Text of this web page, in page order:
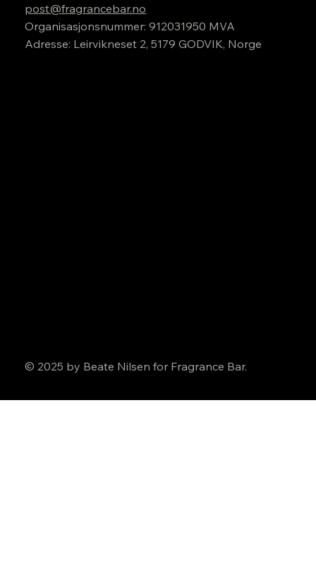
post@fragrancebar.no
Organisasjonsnummer: 912031950 MVA
Adresse: Leirvikneset 2, 5179 GODVIK, Norge
© 2025 by Beate Nilsen for Fragrance Bar.